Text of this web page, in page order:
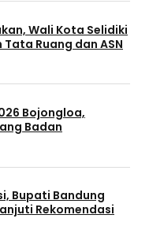
Wali Kota Selidiki
Ruang dan ASN
Bojongloa,
Badan
Bupati Bandung
Rekomendasi